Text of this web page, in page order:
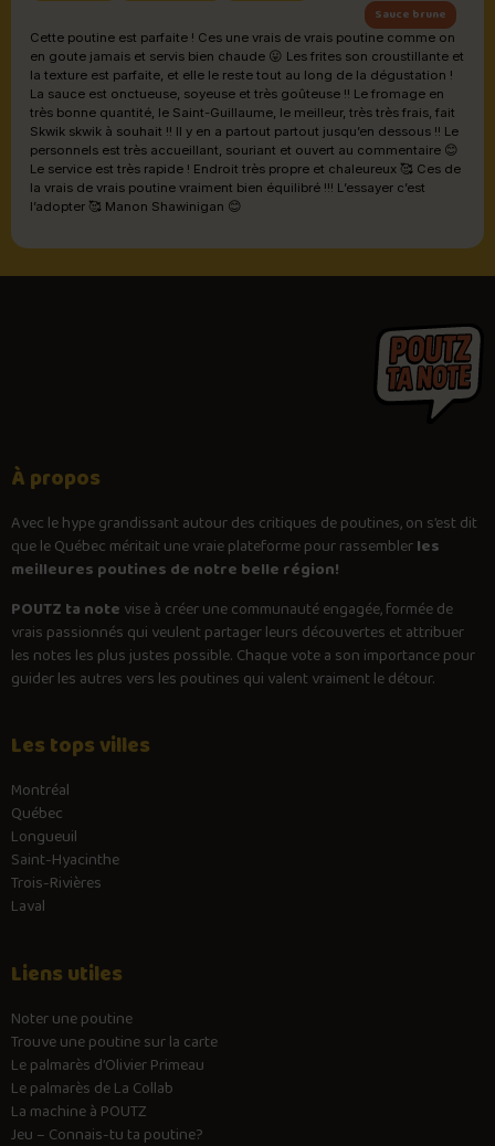
Sauce brune
Cette poutine est parfaite ! Ces une vrais de vrais poutine comme on
en goute jamais et servis bien chaude 😛 Les frites son croustillante et
la texture est parfaite, et elle le reste tout au long de la dégustation !
La sauce est onctueuse, soyeuse et très goûteuse !! Le fromage en
très bonne quantité, le Saint-Guillaume, le meilleur, très très frais, fait
Skwik skwik à souhait !! Il y en a partout partout jusqu’en dessous !! Le
personnels est très accueillant, souriant et ouvert au commentaire 😊
Le service est très rapide ! Endroit très propre et chaleureux 🥰 Ces de
la vrais de vrais poutine vraiment bien équilibré !!! L’essayer c’est
l’adopter 🥰 Manon Shawinigan 😊
À propos
Avec lehypegrandissant autour des critiques de poutines, on s’est dit
que le Québec méritait une vraie plateforme pour rassemblerles
meilleures poutines de notre belle région!
POUTZ ta note vise à créer une communauté engagée, formée de
vrais passionnés qui veulent partager leurs découvertes et attribuer
les notes les plus justes possible. Chaque vote a son importance pour
guider les autres vers les poutines qui valent vraiment le détour.
Les tops villes
Montréal
Québec
Longueuil
Saint-Hyacinthe
Trois-Rivières
Laval
Liens utiles
Noter une poutine
Trouve une poutine sur la carte
Le palmarès d’Olivier Primeau
Le palmarès de La Collab
La machine à POUTZ
Jeu – Connais-tu ta poutine?